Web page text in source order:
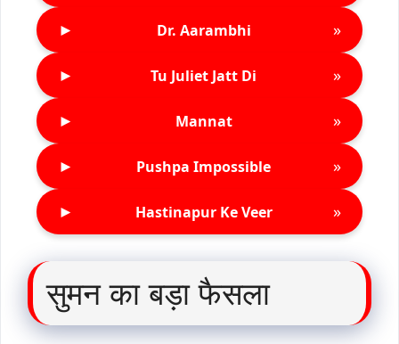
► Dr. Aarambhi »
► Tu Juliet Jatt Di »
► Mannat »
► Pushpa Impossible »
► Hastinapur Ke Veer »
सुमन का बड़ा फैसला